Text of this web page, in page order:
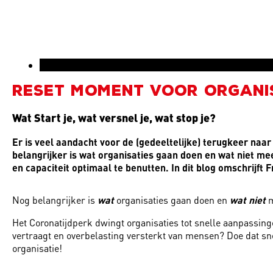
Reset moment voor
Wat Start je, wat versnel je, wat stop je?
Er is veel aandacht voor de (gedeeltelijke) terugkeer
belangrijker is wat organisaties gaan doen en wat niet
en capaciteit optimaal te benutten. In dit blog omschrijft
Nog belangrijker is watorganisaties gaan doen en wat niet
Het Coronatijdperk dwingt organisaties tot snelle
vertraagt en overbelasting versterkt van mensen? Doe dat
organisatie!